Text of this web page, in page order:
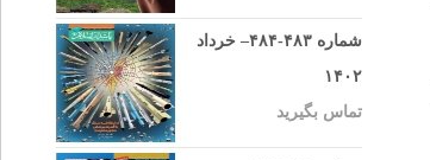
شماره ۴۸۳-۴۸۴– خرداد
۱۴۰۲
تماس بگیرید